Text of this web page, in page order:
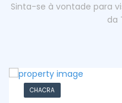
Sinta-se à vontade para
da
CHACRA